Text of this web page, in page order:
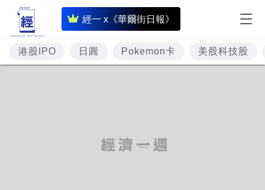
經一 x《華爾街日報》
即
時
財
經
港股IPO 日圓 Pokemon卡 美股科技股